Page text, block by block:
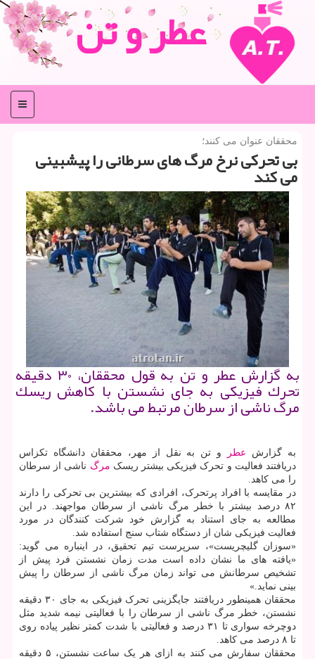
عطر و تن
منو
محققان عنوان می كنند؛
بی تحركی نرخ مرگ های سرطانی را پیشبینی
می كند
به گزارش عطر و تن به قول محققان، ۳۰ دقیقه
تحرك فیزیكی به جای نشستن با كاهش ریسك
مرگ ناشی از سرطان مرتبط می باشد.
به گزارش عطر
و تن به نقل از مهر، محققان دانشگاه تکزاس
دریافتند فعالیت و تحرک فیزیکی بیشتر ریسک مرگ ناشی از سرطان
را می کاهد.
در مقایسه با افراد پرتحرک، افرادی که بیشترین بی تحرکی را دارند
۸۲ درصد بیشتر با خطر مرگ ناشی از سرطان مواجهند. در این
مطالعه به جای استناد به گزارش خود شرکت کنندگان در مورد
فعالیت فیزیکی شان از دستگاه شتاب سنج استفاده شد.
«سوزان گلیچریست»، سرپرست تیم تحقیق، در اینباره می گوید:
«یافته های ما نشان داده است مدت زمان نشستن فرد پیش از
تشخیص سرطانش می تواند زمان مرگ ناشی از سرطان را پیش
بینی نماید.»
محققان همینطور دریافتند جایگزینی تحرک فیزیکی به جای ۳۰ دقیقه
نشستن، خطر مرگ ناشی از سرطان را با فعالیتی نیمه شدید مثل
دوچرخه سواری تا ۳۱ درصد و فعالیتی با شدت کمتر نظیر پیاده روی
تا ۸ درصد می کاهد.
محققان سفارش می کنند به ازای هر یک ساعت نشستن، ۵ دقیقه